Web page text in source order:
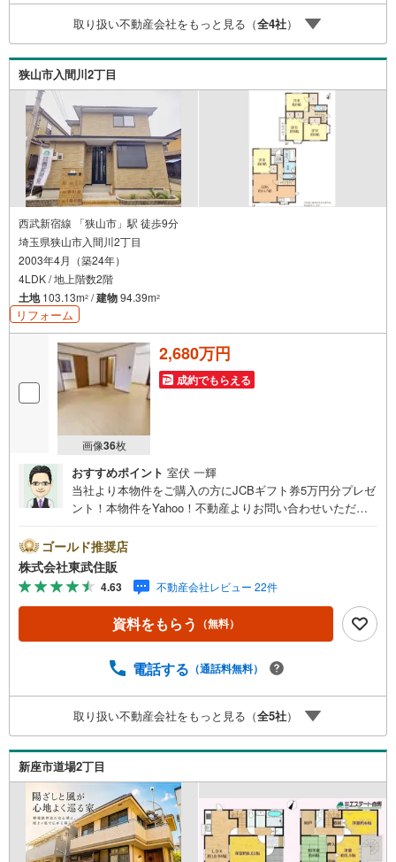
す。）◇ふじみ野市、川越市、富士見市周辺に限らず東武
東上線・川越線・越生線全域の売買情報など、住まいに関
する不動産情報を豊富に取り揃えております。またリフォ
ームの相談も承ります。不動産情報をお探しなら、東武住
販までお気軽にお問合せください。
取り扱い不動産会社をもっと見る（全4社）
狭山市入間川2丁目
西武新宿線 「狭山市」駅 徒歩9分
埼玉県狭山市入間川2丁目
2003年4月（築24年）
4LDK / 地上階数2階
土地103.13m2 /建物94.39m2
リフォーム
画像36枚
2,680万円
成約でもらえる
おすすめポイント 室伏 一輝
当社より本物件をご購入の方にJCBギフト券5万円分プレゼ
ント！本物件をYahoo！不動産よりお問い合わせいただい
との併用不可。【営業時間 10:00～18:00】この時間帯は
お電話でのお問い合わせがスムーズです。住み替えをご希
望の方は自社買取保証付売却プランがございます。お気軽
にお問い合わせください。●狭山市駅徒歩9分●新規リノベ
ーション●全室2面採光●都市ガス・本下水◇当社の強みは
（1）リフォーム（当社でも再販事業を行っている為、お客
紹介（提携ハウスメーカー7社を保有しておりますので、ご
いに関する不動産情報を豊富に取り揃えております。また
リフォームの相談も承ります。◇インターネット予約で当
日現地見学が可能です（1）［室内・現地を見学する］をク
リック（2）本日～4日以内をご希望の方は「ご要望・ご質
問欄」に希望日時をご記入ください！
ゴールド推奨店
株式会社東武住販
4.63 不動産会社レビュー 22件
資料をもらう （無料）
電話する （通話料無料）
取り扱い不動産会社をもっと見る（全5社）
新座市道場2丁目